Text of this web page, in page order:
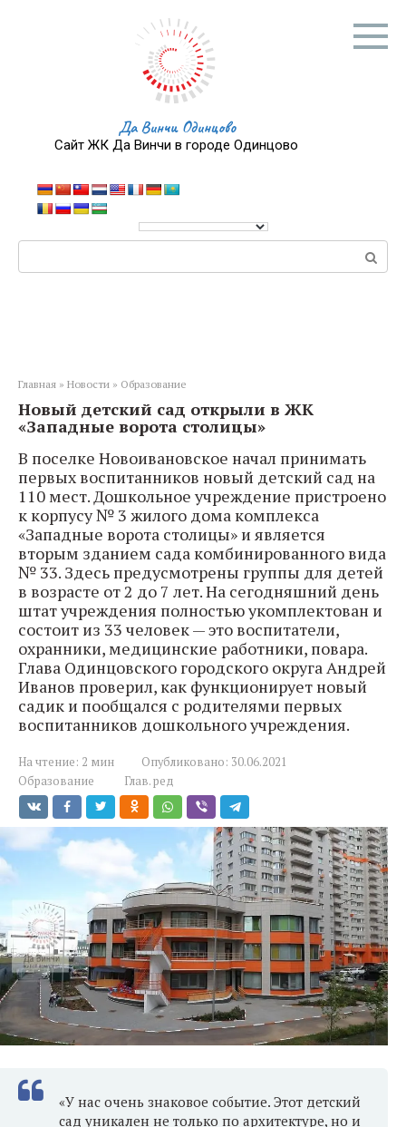
Да Винчи Одинцово
Сайт ЖК Да Винчи в городе Одинцово
Главная » Новости » Образование
Новый детский сад открыли в ЖК
«Западные ворота столицы»
В поселке Новоивановское начал принимать
первых воспитанников новый детский сад на
110 мест. Дошкольное учреждение пристроено
к корпусу № 3 жилого дома комплекса
«Западные ворота столицы» и является
вторым зданием сада комбинированного вида
№ 33. Здесь предусмотрены группы для детей
в возрасте от 2 до 7 лет. На сегодняшний день
штат учреждения полностью укомплектован и
состоит из 33 человек — это воспитатели,
охранники, медицинские работники, повара.
Глава Одинцовского городского округа Андрей
Иванов проверил, как функционирует новый
садик и пообщался с родителями первых
воспитанников дошкольного учреждения.
На чтение: 2 мин Опубликовано: 30.06.2021
Образование
Глав. ред
«У нас очень знаковое событие. Этот детский
сад уникален не только по архитектуре, но и